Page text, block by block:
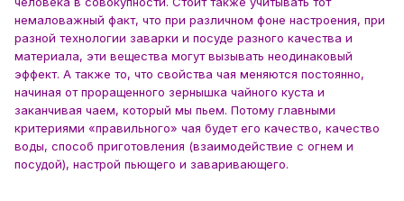
немаловажный факт, что при различном фоне настроения, при
разной технологии заварки и посуде разного качества и
материала, эти вещества могут вызывать неодинаковый
эффект. А также то, что свойства чая меняются постоянно,
начиная от проращенного зернышка чайного куста и
заканчивая чаем, который мы пьем. Потому главными
критериями «правильного» чая будет его качество, качество
воды, способ приготовления (взаимодействие с огнем и
посудой), настрой пьющего и заваривающего.